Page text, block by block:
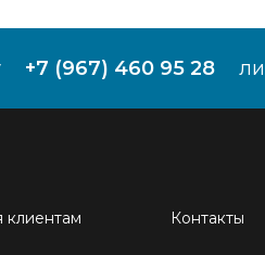
+7 (967) 460 95 28
Контакты